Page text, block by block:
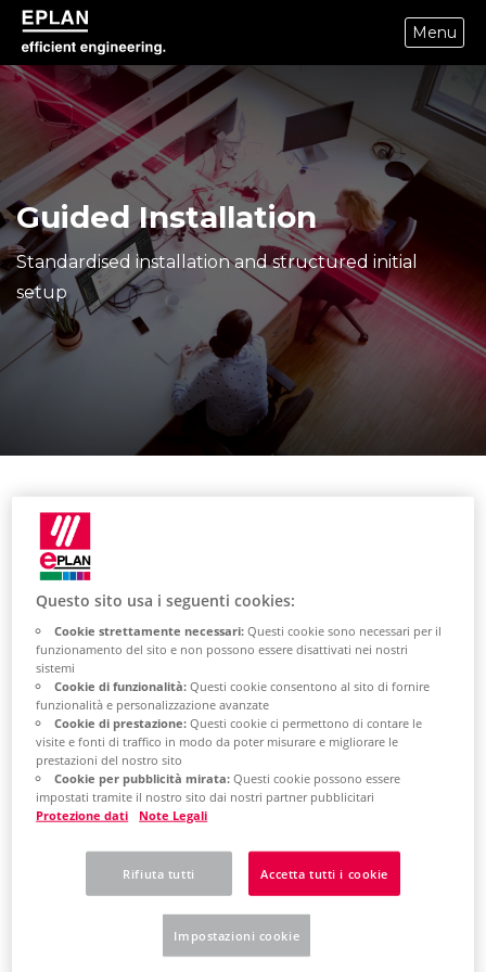
epulse.com home
Menu
Guided Installation
Standardised installation and structured initial
setup
activate your
network license
online
EPLAN
Recommendations
Make sure you have a stable
internet connection.
Make sure yourbrowser and
Questo sito usa i seguenti cookies:
Cookie strettamente necessari:Questi cookie sono necessari per il
funzionamento del sito e non possono essere disattivati ​​nei nostri
sistemi
Cookie di funzionalità:Questi cookie consentono al sito di fornire
funzionalità e personalizzazione avanzate
Cookie di prestazione:Questi cookie ci permettono di contare le
visite e fonti di traffico in modo da poter misurare e migliorare le
prestazioni del nostro sito
Cookie per pubblicità mirata:Questi cookie possono essere
impostati tramite il nostro sito dai nostri partner pubblicitari
Protezione dati
Note Legali
Rifiuta tutti Accetta tutti i cookie
Impostazioni cookie